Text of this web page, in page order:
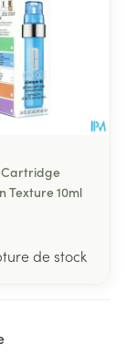
Cartridge
Texture 10ml
de stock